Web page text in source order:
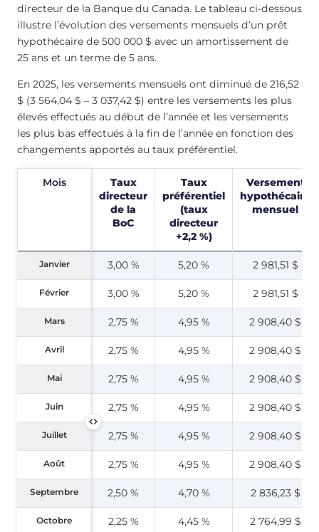
directeur de la Banque du Canada. Le tableau ci-dessous
illustre l’évolution des versements mensuels d’un prêt
hypothécaire de 500 000 $ avec un amortissement de
25 ans et un terme de 5 ans.
En 2025, les versements mensuels ont diminué de 216,52
$ (3 564,04 $ – 3 037,42 $) entre les versements les plus
élevés effectués au début de l’année et les versements
les plus bas effectués à la fin de l’année en fonction des
changements apportés au taux préférentiel.
Mois
Taux
directeur
de la
BoC
Taux
préférentiel
(taux
directeur
+2,2 %)
Versement
hypothécaire
mensuel
Janvier 3,00 % 5,20 % 2 981,51 $
Février 3,00 % 5,20 % 2 981,51 $
Mars 2,75 % 4,95 % 2 908,40 $
Avril 2,75 % 4,95 % 2 908,40 $
Mai 2,75 % 4,95 % 2 908,40 $
Juin 2,75 % 4,95 % 2 908,40 $
Juillet 2,75 % 4,95 % 2 908,40 $
Août 2,75 % 4,95 % 2 908,40 $
Septembre 2,50 % 4,70 % 2 836,23 $
Octobre 2,25 % 4,45 % 2 764,99 $
Mois
Janvier
Février
Mars
Avril
Mai
Juin
Juillet
Août
Septembre
Octobre